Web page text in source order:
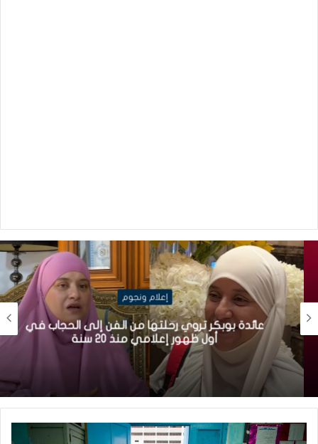
إعلام ونجوم
عائدة بوبكر تروي رحلتها من الفن إلى الحجاب في
أول ظهور إعلامي منذ 20 سنة